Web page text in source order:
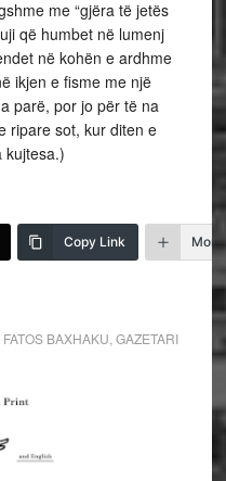
me “gjëra të jetës
që humbet në lumenj
në kohën e ardhme
ikjen e fisme me një
parë, por jo për të na
ripare sot, kur diten e
kujtesa.)
Copy Link More
FATOS BAXHAKU GAZETARI